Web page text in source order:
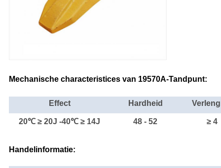
Mechanische characteristices van 19570A-Tandpunt:
Effect Hardheid
20℃ ≥ 20J -40℃ ≥ 14J 48 - 52 ≥ 4
Handelinformatie: